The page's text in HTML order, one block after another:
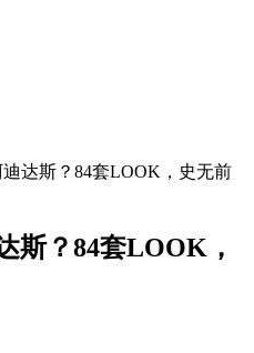
达斯？84套LOOK，史无前
斯？84套LOOK，